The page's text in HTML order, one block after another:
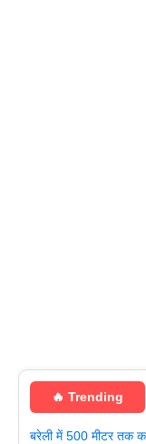
🔥 Trending
बरेली में 500 मीटर तक